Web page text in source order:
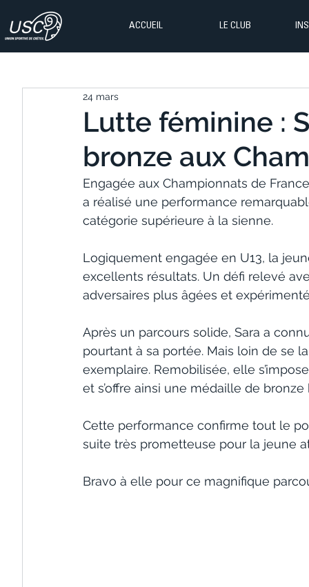
ACCUEIL LE CLUB
Lutte féminine :
bronze aux
24 mars
Engagée aux Championnats de
a réalisé une performance
catégorie supérieure à la sienne.
Logiquement engagée en U13, la
excellents résultats. Un défi relevé
adversaires plus âgées et
Après un parcours solide, Sara a
pourtant à sa portée. Mais loin de se
exemplaire. Remobilisée, elle
et s’offre ainsi une médaille de
Cette performance confirme tout le
suite très prometteuse pour la jeune
Bravo à elle pour ce magnifique